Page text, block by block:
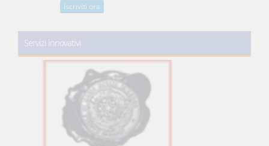
Iscriviti ora
Servizi innovativi